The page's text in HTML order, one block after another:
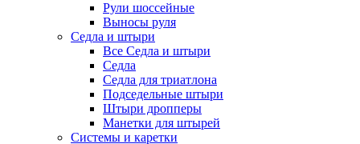
Рули шоссейные
Выносы руля
Седла и штыри
Все Седла и штыри
Седла
Седла для триатлона
Подседельные штыри
Штыри дропперы
Манетки для штырей
Системы и каретки